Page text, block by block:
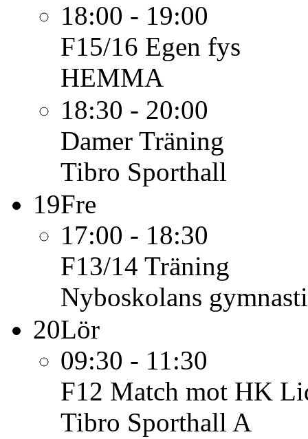
18:00 - 19:00
F15/16 Egen fys
HEMMA
18:30 - 20:00
Damer Träning
Tibro Sporthall
19Fre
17:00 - 18:30
F13/14 Träning
Nyboskolans
20Lör
09:30 - 11:30
F12 Match mot HK
Tibro Sporthall A